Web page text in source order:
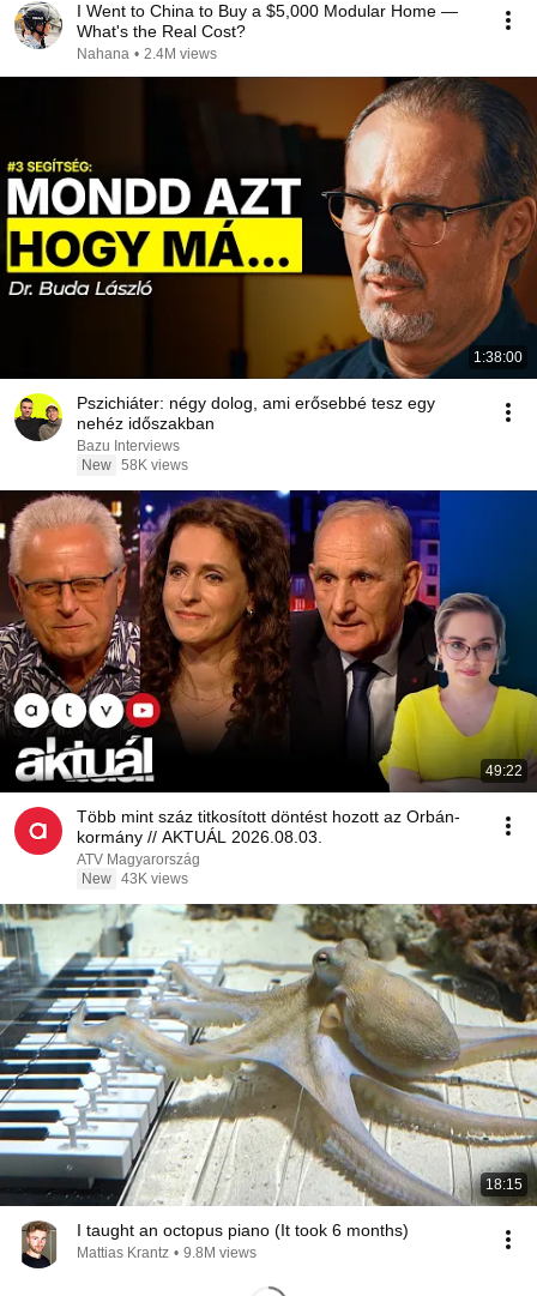
I Went to China to Buy a $5,000 Modular Home —
What's the Real Cost?
Nahana • 2.4M views
1:38:00
Pszichiáter: négy dolog, ami erősebbé tesz egy
nehéz időszakban
Bazu Interviews
New 58K views
49:22
Több mint száz titkosított döntést hozott az Orbán-
kormány // AKTUÁL 2026.08.03.
ATV Magyarország
New 43K views
18:15
I taught an octopus piano (It took 6 months)
Mattias Krantz • 9.8M views